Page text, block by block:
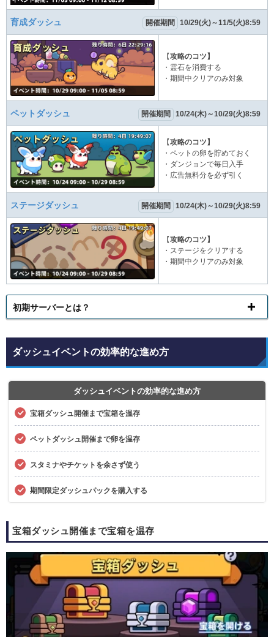
育成ダッシュ 開催期間 10/29(火)～11/5(火)8:59
【攻略のコツ】
・霊石を消費する
・期間中クリアのみ対象
ペットダッシュ 開催期間 10/24(木)～10/29(火)8:59
【攻略のコツ】
・ペットの卵を貯めておく
・ダンジョンで毎日入手
・広告無料分を必ず引く
ステージダッシュ 開催期間 10/24(木)～10/29(火)8:59
【攻略のコツ】
・ステージをクリアする
・期間中クリアのみ対象
初期サーバーとは？
ダッシュイベントの効率的な進め方
ダッシュイベントの効率的な進め方
宝箱ダッシュ開催まで宝箱を温存
ペットダッシュ開催まで卵を温存
スタミナやチケットを余さず使う
期間限定ダッシュパックを購入する
宝箱ダッシュ開催まで宝箱を温存